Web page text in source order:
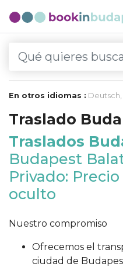
En otros idiomas : Deutsch,
Traslado
Traslados
Budapest
Privado:
oculto
Nuestro compromiso
Ofrecemos el
ciudad de